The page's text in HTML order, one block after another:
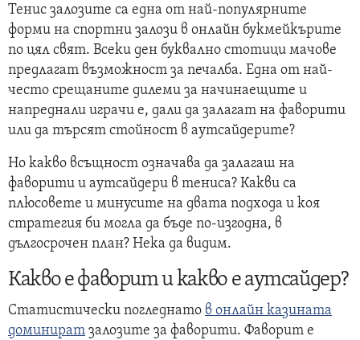
Тенис залозите са една от най-популярните
форми на спортни залози в онлайн букмейкърите
по цял свят. Всеки ден буквално стотици мачове
предлагат възможност за печалба. Една от най-
често срещаните дилеми за начинаещите и
напреднали играчи е, дали да залагат на фаворити
или да търсят стойност в аутсайдерите?
Но какво всъщност означава да залагаш на
фаворити и аутсайдери в тениса? Какви са
плюсовете и минусите на двата подхода и коя
стратегия би могла да бъде по-изгодна, в
дългосрочен план? Нека да видим.
Какво е фаворит и какво е аутсайдер?
Статистически погледнато в онлайн казината
доминират залозите за фаворити. Фаворит е